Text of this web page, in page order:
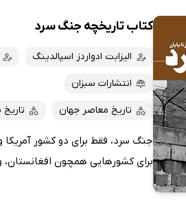
تازه‌ها
داغ‌ترین‌ها
پرفروش‌ها
پربحث‌ها
کتاب تاریخچه جنگ سرد
الیزابت ادواردز اسپالدینگ
انتشارات سبزان
تاریخ معاصر جهان
جنگ سرد، فقط برای دو کشور
برای کشورهایی همچون